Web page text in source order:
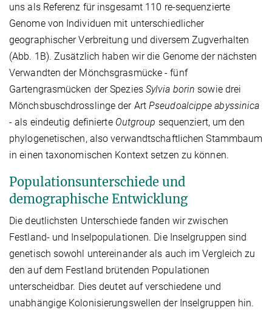
uns als Referenz für insgesamt 110 re-sequenzierte
Genome von Individuen mit unterschiedlicher
geographischer Verbreitung und diversem Zugverhalten
(Abb. 1B). Zusätzlich haben wir die Genome der nächsten
Verwandten der Mönchsgrasmücke - fünf
Gartengrasmücken der Spezies Sylvia borin sowie drei
Mönchsbuschdrosslinge der Art Pseudoalcippe abyssinica
- als eindeutig definierte Outgroup sequenziert, um den
phylogenetischen, also verwandtschaftlichen Stammbaum
in einen taxonomischen Kontext setzen zu können.
Populationsunterschiede und
demographische Entwicklung
Die deutlichsten Unterschiede fanden wir zwischen
Festland- und Inselpopulationen. Die Inselgruppen sind
genetisch sowohl untereinander als auch im Vergleich zu
den auf dem Festland brütenden Populationen
unterscheidbar. Dies deutet auf verschiedene und
unabhängige Kolonisierungswellen der Inselgruppen hin.